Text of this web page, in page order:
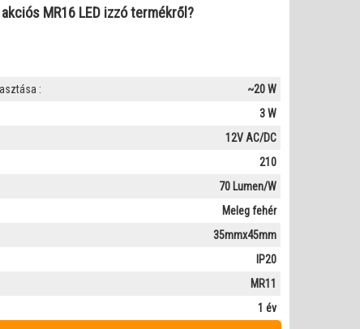
MR16 LED izzó termékről?
:
~20 W
3 W
12V AC/DC
210
70 Lumen/W
Meleg fehér
35mmx45mm
IP20
MR11
1 év